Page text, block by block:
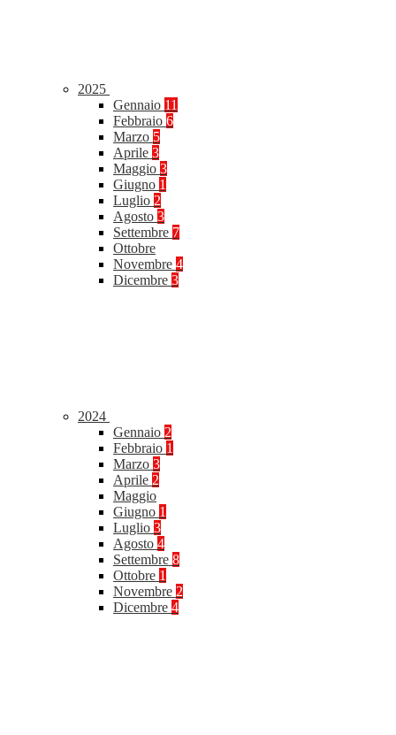
2025
Gennaio 11
Febbraio 6
Marzo 5
Aprile 3
Maggio 3
Giugno 1
Luglio 2
Agosto 3
Settembre 7
Ottobre
Novembre 4
Dicembre 3
2024
Gennaio 2
Febbraio 1
Marzo 3
Aprile 2
Maggio
Giugno 1
Luglio 3
Agosto 4
Settembre 8
Ottobre 1
Novembre 2
Dicembre 4